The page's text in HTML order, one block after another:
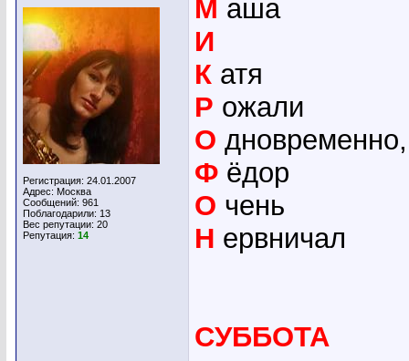
Регистрация: 24.01.2007
Адрес: Москва
Сообщений: 961
Поблагодарили: 13
Вес репутации: 20
Репутация: 14
М аша
И
К атя
Р ожали
О дновременно,
Ф ёдор
О чень
Н ервничал
СУББОТА